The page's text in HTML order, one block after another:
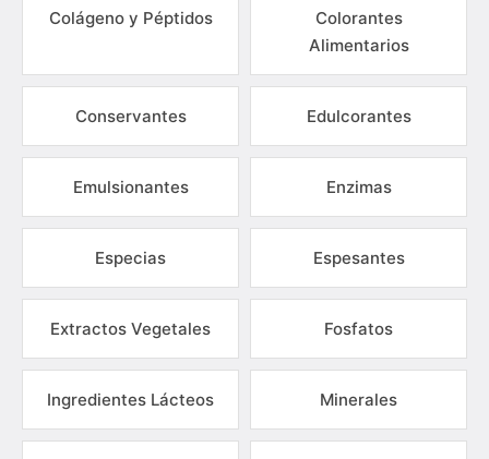
Colágeno y Péptidos
Colorantes
Alimentarios
Conservantes Edulcorantes
Emulsionantes Enzimas
Especias Espesantes
Extractos Vegetales Fosfatos
Ingredientes Lácteos Minerales